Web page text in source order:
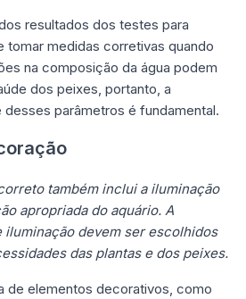
resultados dos testes para
tomar medidas corretivas quando
na composição da água podem
dos peixes, portanto, a
parâmetros é fundamental.
também inclui a iluminação
apropriada do aquário. A
iluminação devem ser escolhidos
das plantas e dos peixes.
de elementos decorativos, como